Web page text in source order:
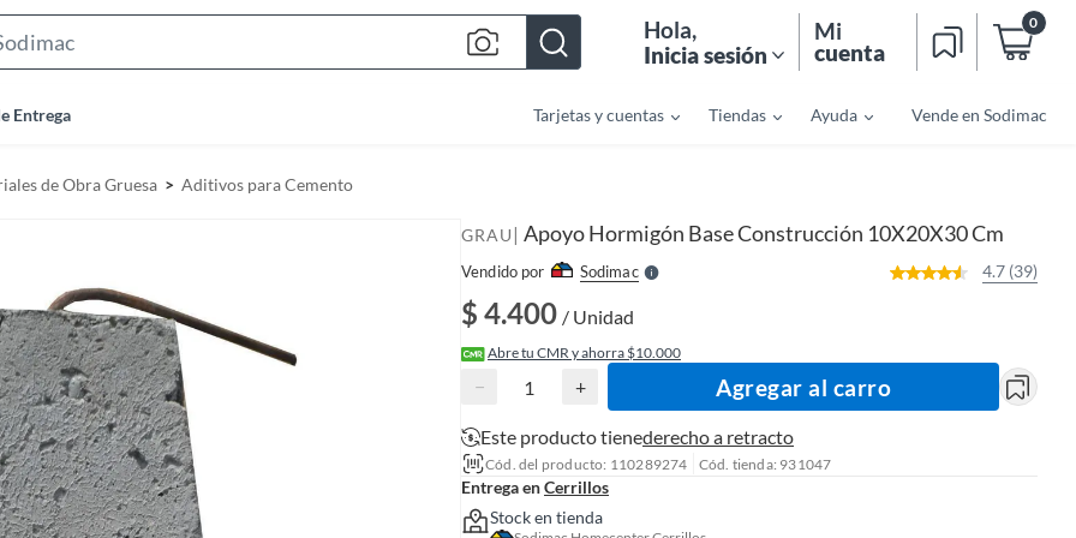
h
Hola,
Inicia sesión
Mi
cuenta
0
Entrega Tarjetas y cuentas Tiendas Ayuda Vende en Sodimac
de Obra Gruesa Aditivos para Cemento
GRAU | Apoyo Hormigón Base Construcción 10X20X30 Cm
Vendido por SodimacS
l
l
4.7 (39)
$ 4.400 / Unidad
Abre tu CMR y ahorra $10.000
− + Agregar al carro
Este producto tienederecho a retracto
Cód. del producto: 110289274 Cód. tienda: 931047
Entrega enCerrillos
Stock en tienda